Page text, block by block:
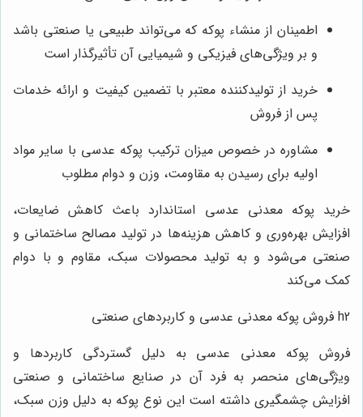
اطمینان از منشاء پوکه که می‌تواند طبیعی یا صنعتی باشد
و بر ویژگی‌های فیزیکی و شیمیایی آن تأثیرگذار است
خرید از تولیدکننده معتبر با تضمین کیفیت و ارائه خدمات
پس از فروش
مشاوره در خصوص میزان ترکیب پوکه عدسی با سایر مواد
اولیه برای رسیدن به مقاومت، وزن و دوام مطلوب
خرید پوکه معدنی عدسی استاندارد باعث کاهش ضایعات،
افزایش بهره‌وری و کاهش هزینه‌ها در تولید مصالح ساختمانی و
صنعتی می‌شود و به تولید محصولات سبک، مقاوم و با دوام
کمک می‌کند
h2 فروش پوکه معدنی عدسی و کاربردهای صنعتی
فروش پوکه معدنی عدسی به دلیل گستردگی کاربردها و
ویژگی‌های منحصر به فرد آن در صنایع ساختمانی و صنعتی
افزایش چشمگیری داشته است این نوع پوکه به دلیل وزن سبک،